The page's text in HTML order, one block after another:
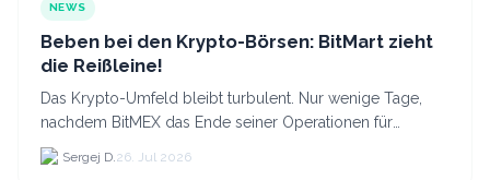
NEWS
Beben bei den Krypto-Börsen: BitMart zieht
die Reißleine!
Das Krypto-Umfeld bleibt turbulent. Nur wenige Tage,
nachdem BitMEX das Ende seiner Operationen für
September 2026 bekannt gegeben hat, zieht nun die
nächste gr...
Sergej D.26. Jul 2026